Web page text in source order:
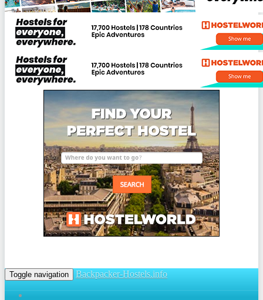
Toggle navigation Backpacker-Hostels.info